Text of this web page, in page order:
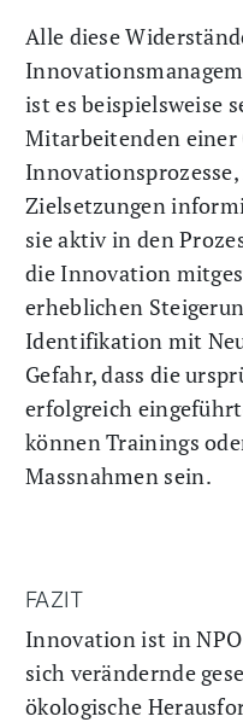
Alle diese
ist es beispielsweise
Mitarbeitenden einer
Zielsetzungen
sie aktiv in den
die Innovation
erheblichen
Identifikation mit
Gefahr, dass die
erfolgreich
können Trainings
Massnahmen sein.
FAZIT
Innovation ist in
sich verändernde
ökologische